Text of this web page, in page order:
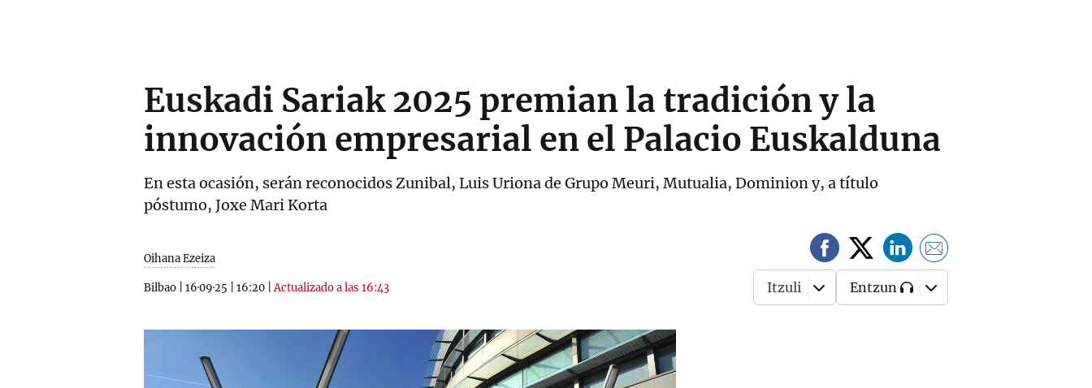
Euskadi Sariak 2025 premian la tradición y la
innovación empresarial en el Palacio Euskalduna
En esta ocasión, serán reconocidos Zunibal, Luis Uriona de Grupo Meuri, Mutualia, Dominion y, a título
póstumo, Joxe Mari Korta
Oihana Ezeiza
Bilbao 16·09·25 16:20 |Actualizado a las 16:43 Itzuli Entzun